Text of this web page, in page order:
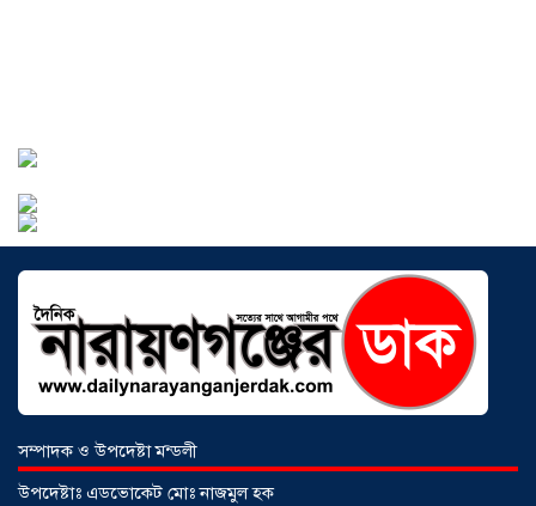
২০২৬
আড়াইহাজারে বান্টি বাজারে ৫ গ্রাম
হেরোইনসহ যুবক গ্রেপ্তার
০৩ আগস্ট ২০২৬
সম্পাদক ও উপদেষ্টা মন্ডলী
উপদেষ্টাঃ এডভোকেট মোঃ নাজমুল হক